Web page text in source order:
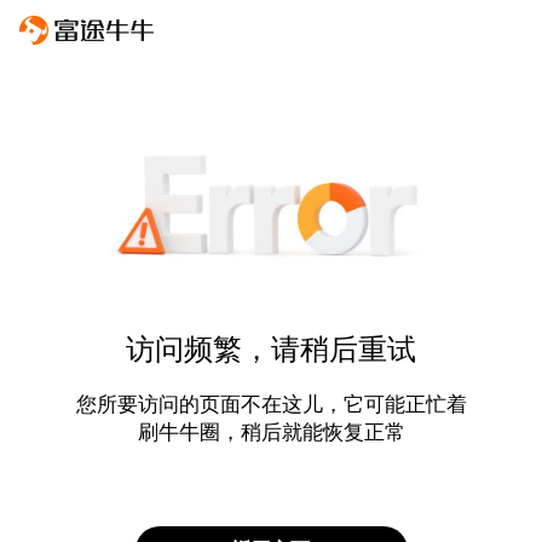
访问频繁，请稍后重试
您所要访问的页面不在这儿，它可能正忙着
刷牛牛圈，稍后就能恢复正常